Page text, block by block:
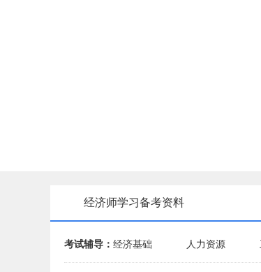
经济师学习备考资料
考试辅导： 经济基础 人力资源